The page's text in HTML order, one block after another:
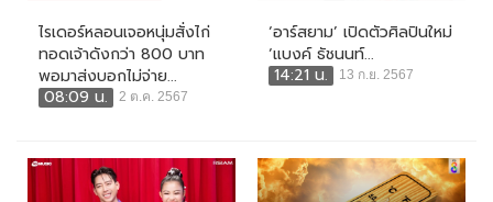
ไรเดอร์หลอนเจอหนุ่มสั่งไก่
ทอดเจ้าดังกว่า 800 บาท
พอมาส่งบอกไม่จ่าย...
08:09 น.
2 ต.ค. 2567
‘อาร์สยาม’ เปิดตัวศิลปินใหม่
‘แบงค์ ธัชนนท์...
14:21 น.
13 ก.ย. 2567